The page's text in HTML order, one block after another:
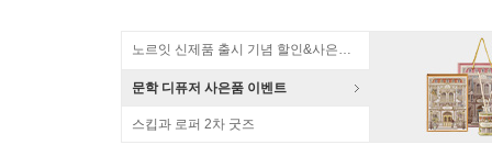
노르잇 신제품 출시 기념 할인&사은품 증정!
문학 디퓨저 사은품 이벤트
스킵과 로퍼 2차 굿즈